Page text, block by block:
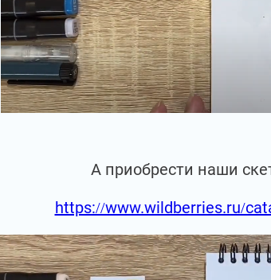
А приобрести наши
https://www.wildberries.ru/